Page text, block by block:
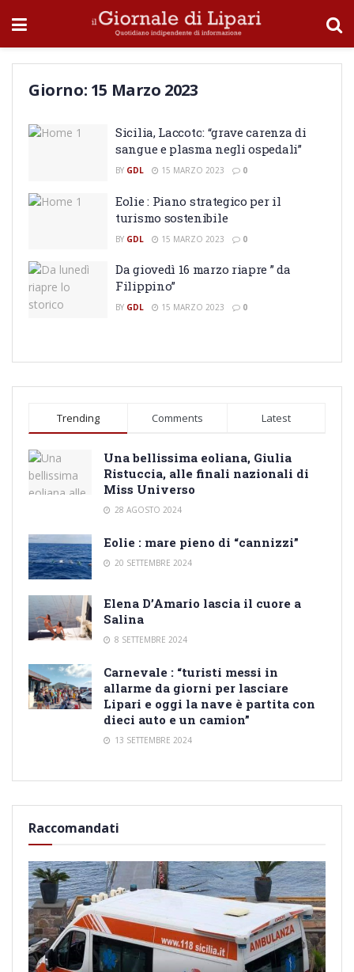
Giorno: 15 Marzo 2023
Sicilia, Laccoto: “grave carenza di
sangue e plasma negli ospedali”
BY GDL 15 MARZO 2023 0
Eolie : Piano strategico per il
turismo sostenibile
BY GDL 15 MARZO 2023 0
Da giovedì 16 marzo riapre ” da
Filippino”
BY GDL 15 MARZO 2023 0
Trending Comments Latest
Una bellissima eoliana, Giulia
Ristuccia, alle finali nazionali di
Miss Universo
28 AGOSTO 2024
Eolie : mare pieno di “cannizzi”
20 SETTEMBRE 2024
Elena D’Amario lascia il cuore a
Salina
8 SETTEMBRE 2024
Carnevale : “turisti messi in
allarme da giorni per lasciare
Lipari e oggi la nave è partita con
dieci auto e un camion”
13 SETTEMBRE 2024
Raccomandati